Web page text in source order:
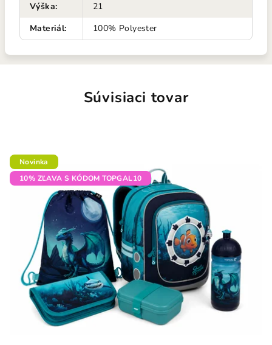
Výška:
21
Materiál: 100% Polyester
Súvisiaci tovar
Novinka
10% ZĽAVA S KÓDOM TOPGAL10